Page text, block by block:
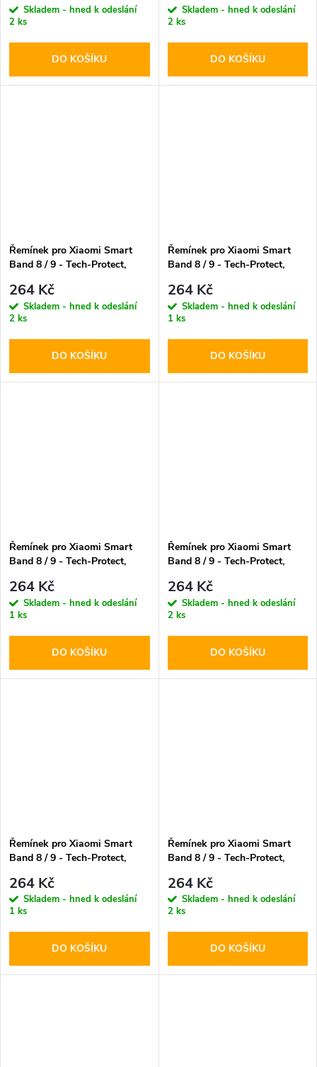
Skladem - hned k odeslání
2 ks
DO KOŠÍKU
Skladem - hned k odeslání
2 ks
DO KOŠÍKU
Řemínek pro Xiaomi Smart
Band 8 / 9 - Tech-Protect,
264 Kč
Skladem - hned k odeslání
2 ks
DO KOŠÍKU
Řemínek pro Xiaomi Smart
Band 8 / 9 - Tech-Protect,
264 Kč
Skladem - hned k odeslání
1 ks
DO KOŠÍKU
Řemínek pro Xiaomi Smart
Band 8 / 9 - Tech-Protect,
264 Kč
Skladem - hned k odeslání
1 ks
DO KOŠÍKU
Řemínek pro Xiaomi Smart
Band 8 / 9 - Tech-Protect,
264 Kč
Skladem - hned k odeslání
2 ks
DO KOŠÍKU
Řemínek pro Xiaomi Smart
Band 8 / 9 - Tech-Protect,
264 Kč
Skladem - hned k odeslání
1 ks
DO KOŠÍKU
Řemínek pro Xiaomi Smart
Band 8 / 9 - Tech-Protect,
264 Kč
Skladem - hned k odeslání
2 ks
DO KOŠÍKU